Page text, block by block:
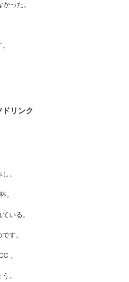
った。
リンク
。
。
いる。
す。
。
。